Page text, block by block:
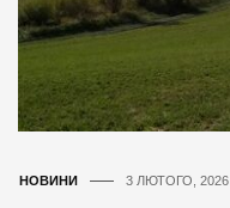
НОВИНИ 3 ЛЮТОГО, 2026